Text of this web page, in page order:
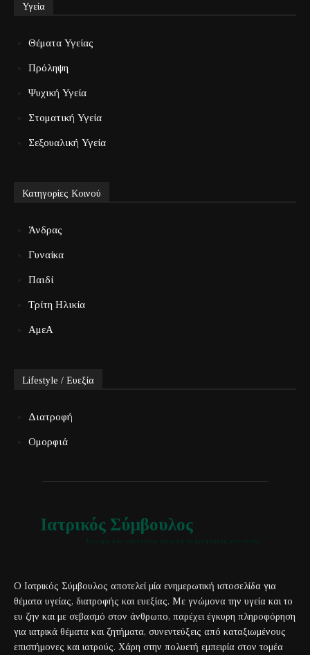
Υγεία
Θέματα Υγείας
Πρόληψη
Ψυχική Υγεία
Στοματική Υγεία
Σεξουαλική Υγεία
Κατηγορίες Κοινού
Άνδρας
Γυναίκα
Παιδί
Τρίτη Ηλικία
ΑμεΑ
Lifestyle / Ευεξία
Διατροφή
Ομορφιά
Ιατρικός Σύμβουλος
Ο Ιατρικός Σύμβουλος αποτελεί μία ενημερωτική ιστοσελίδα για
θέματα υγείας, διατροφής και ευεξίας. Με γνώμονα την υγεία και το
ευ ζην και με σεβασμό στον άνθρωπο, παρέχει έγκυρη πληροφόρηση
για ιατρικά θέματα και ζητήματα, συνεντεύξεις από καταξιωμένους
επιστήμονες και ιατρούς. Χάρη στην πολυετή εμπειρία στον τομέα